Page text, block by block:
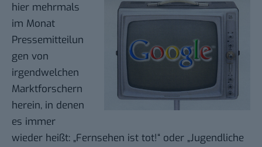
hier mehrmals
im Monat
Pressemitteilun
gen von
irgendwelchen
Marktforschern
herein, in denen
es immer
wieder heißt: „Fernsehen ist tot!“ oder „Jugendliche